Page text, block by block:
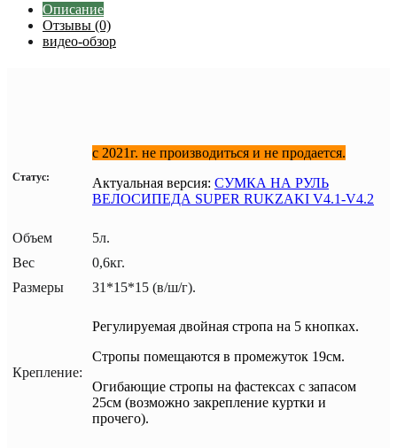
Описание
Отзывы (0)
видео-обзор
Статус:
с 2021г. не производиться и не продается.
Актуальная версия: СУМКА НА РУЛЬ
ВЕЛОСИПЕДА SUPER RUKZAKI V4.1-V4.2
Объем
5л.
Вес
0,6кг.
Размеры
31*15*15 (в/ш/г).
Крепление:
Регулируемая двойная стропа на 5 кнопках.
Стропы помещаются в промежуток 19см.
Огибающие стропы на фастексах с запасом
25см (возможно закрепление куртки и
прочего).